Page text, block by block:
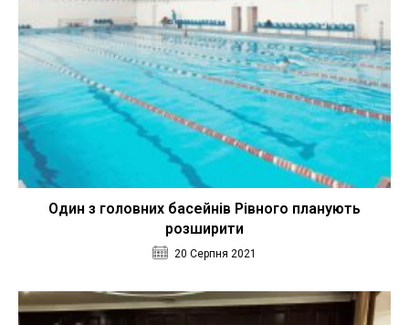
Один з головних басейнів Рівного планують
розширити
20 Серпня 2021